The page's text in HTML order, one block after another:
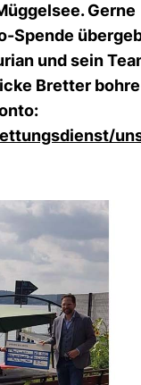
Gerne
Spende
und sein
Bretter